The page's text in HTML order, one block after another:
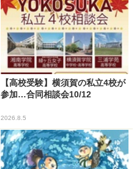
【高校受験】横須賀の私立4校が
参加…合同相談会10/12
2026.8.5